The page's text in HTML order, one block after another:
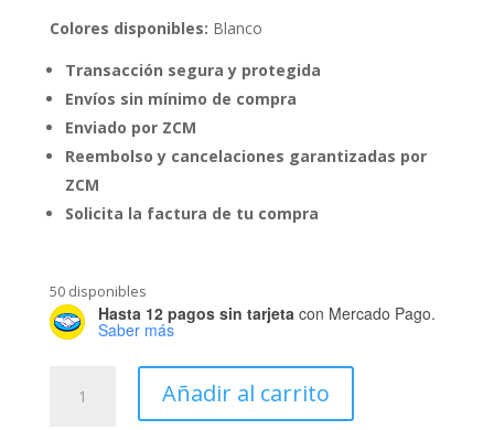
Colores disponibles: Blanco
Transacción segura y protegida
Envíos sin mínimo de compra
Enviado por ZCM
Reembolso y cancelaciones garantizadas por
ZCM
Solicita la factura de tu compra
50 disponibles
Hasta 12 pagos sin tarjetacon Mercado Pago.
Saber más
Añadir al carrito